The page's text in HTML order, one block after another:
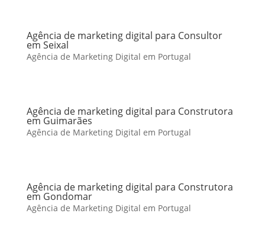
Agência de marketing digital para Consultor
em Seixal
Agência de Marketing Digital em Portugal
Agência de marketing digital para Construtora
em Guimarães
Agência de Marketing Digital em Portugal
Agência de marketing digital para Construtora
em Gondomar
Agência de Marketing Digital em Portugal